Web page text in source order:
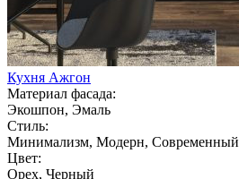
Кухня Ажгон
Материал фасада:
Экошпон, Эмаль
Стиль:
Минимализм, Модерн, Современный
Цвет:
Орех, Черный